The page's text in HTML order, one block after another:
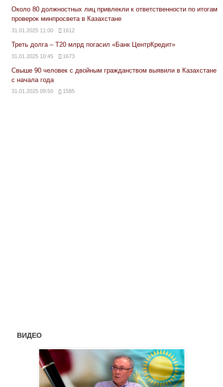
Около 80 должностных лиц привлекли к ответственности по итогам
проверок минпросвета в Казахстане
31.01.2025 11:00 1612
Треть долга – Т20 млрд погасил «Банк ЦентрКредит»
31.01.2025 10:45 1673
Свыше 90 человек с двойным гражданством выявили в Казахстане
с начала года
31.01.2025 09:50 1585
ВИДЕО